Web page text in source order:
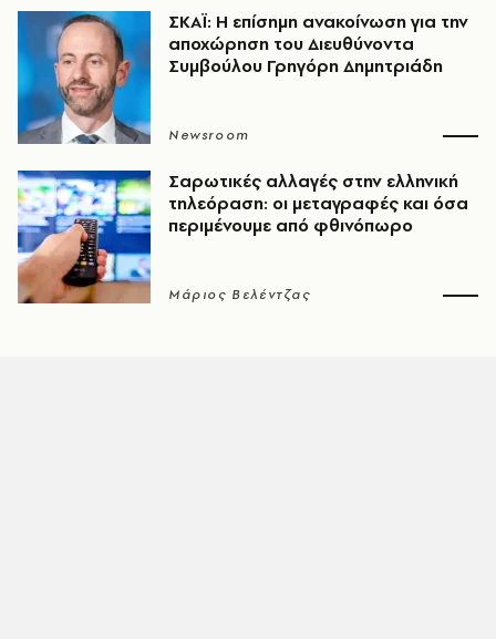
ΣΚΑΪ: Η επίσημη ανακοίνωση για την
αποχώρηση του Διευθύνοντα
Συμβούλου Γρηγόρη Δημητριάδη
Newsroom
Σαρωτικές αλλαγές στην ελληνική
τηλεόραση: οι μεταγραφές και όσα
περιμένουμε από φθινόπωρο
Μάριος Βελέντζας